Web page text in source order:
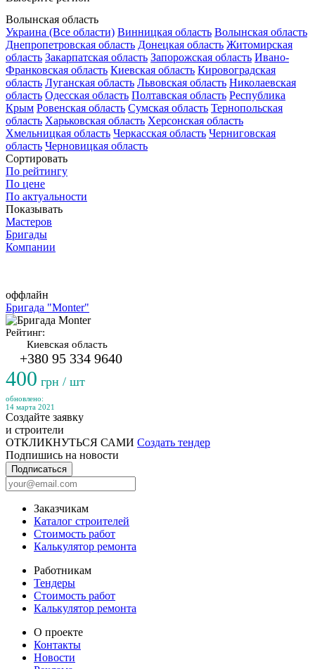
Волынская область
Украина (Все области) Винницкая область Волынская область
Днепропетровская область Донецкая область Житомирская
область Закарпатская область Запорожская область Ивано-
Франковская область Киевская область Кировоградская
область Луганская область Львовская область Николаевская
область Одесская область Полтавская область Республика
Крым Ровенская область Сумская область Тернопольская
область Харьковская область Херсонская область
Хмельницкая область Черкасская область Черниговская
область Черновицкая область
Сортировать
По рейтингу
По цене
По актуальности
Показывать
Мастеров
Бригады
Компании
оффлайн
Бригада "Monter"
Рейтинг:
Киевская область
+380 95 334 9640
400 грн / шт
обновлено:
14 марта 2021
Создайте заявку
и строители
ОТКЛИКНУТЬСЯ САМИ Создать тендер
Подпишись на новости
Подписаться
Заказчикам
Каталог строителей
Стоимость работ
Калькулятор ремонта
Работникам
Тендеры
Стоимость работ
Калькулятор ремонта
О проекте
Контакты
Новости